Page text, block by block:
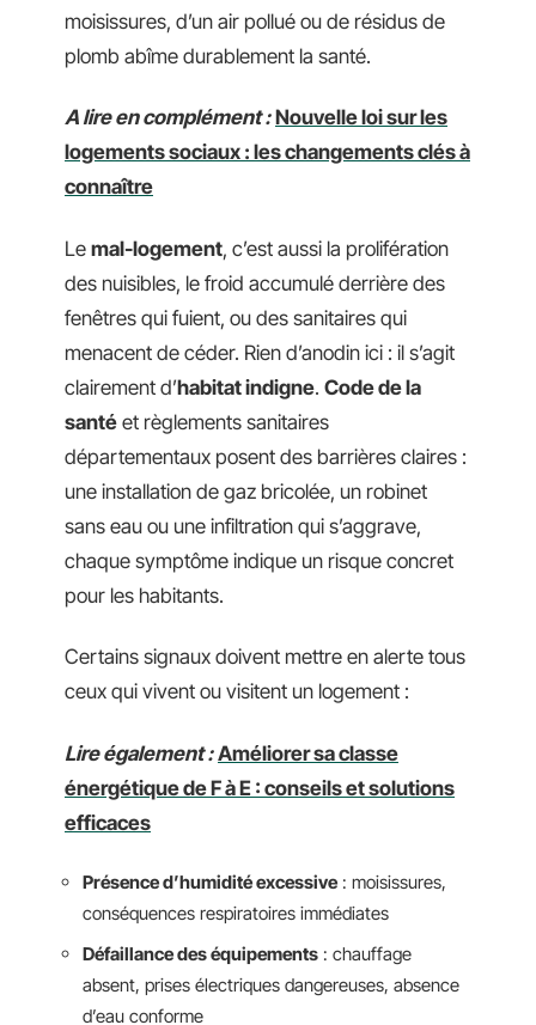
moisissures, d’un air pollué ou de résidus de
plomb abîme durablement la santé.
A lire en complément : Nouvelle loi sur les
logements sociaux : les changements clés à
connaître
Le mal-logement, c’est aussi la prolifération
des nuisibles, le froid accumulé derrière des
fenêtres qui fuient, ou des sanitaires qui
menacent de céder. Rien d’anodin ici : il s’agit
clairement d’habitat indigne. Code de la
santé et règlements sanitaires
départementaux posent des barrières claires :
une installation de gaz bricolée, un robinet
sans eau ou une infiltration qui s’aggrave,
chaque symptôme indique un risque concret
pour les habitants.
Certains signaux doivent mettre en alerte tous
ceux qui vivent ou visitent un logement :
Lire également : Améliorer sa classe
énergétique de F à E : conseils et solutions
efficaces
Présence d’humidité excessive : moisissures,
conséquences respiratoires immédiates
Défaillance des équipements : chauffage
absent, prises électriques dangereuses, absence
d’eau conforme